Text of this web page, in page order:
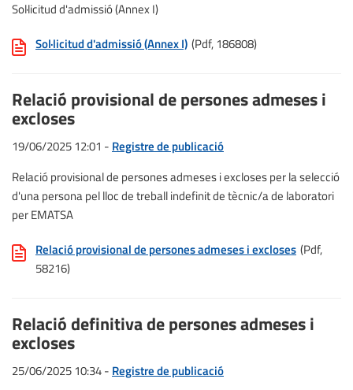
Sol·licitud d'admissió (Annex I)
Sol·licitud d'admissió (Annex I) (Pdf, 186808)
Relació provisional de persones admeses i
excloses
19/06/2025 12:01 - Registre de publicació
Relació provisional de persones admeses i excloses per la selecció
d'una persona pel lloc de treball indefinit de tècnic/a de laboratori
per EMATSA
Relació provisional de persones admeses i excloses (Pdf,
58216)
Relació definitiva de persones admeses i
excloses
25/06/2025 10:34 - Registre de publicació